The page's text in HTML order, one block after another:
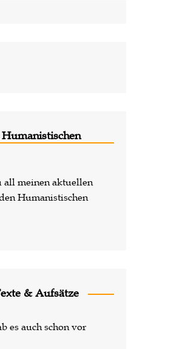
all meinen aktuellen
Humanistischen
& Aufsätze
es auch schon vor